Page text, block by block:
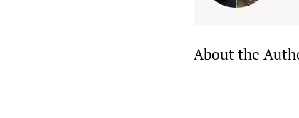
About the